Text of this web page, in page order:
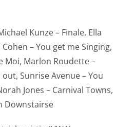
Kunze – Finale, Ella
– You get me Singing,
Moi, Marlon Roudette –
Sunrise Avenue – You
Jones – Carnival Towns,
Downstairse